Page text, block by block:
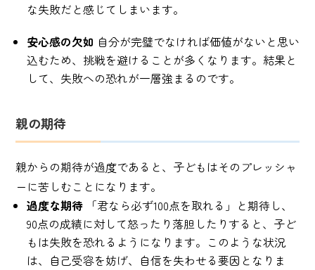
な失敗だと感じてしまいます。
安心感の欠如 自分が完璧でなければ価値がないと思い
込むため、挑戦を避けることが多くなります。結果と
して、失敗への恐れが一層強まるのです。
親の期待
親からの期待が過度であると、子どもはそのプレッシャ
ーに苦しむことになります。
過度な期待「君なら必ず100点を取れる」と期待し、
90点の成績に対して怒ったり落胆したりすると、子ど
もは失敗を恐れるようになります。このような状況
は、自己受容を妨げ、自信を失わせる要因となりま